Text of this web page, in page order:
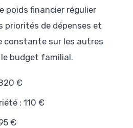
poids financier régulier
de dépenses et
constante sur les autres
budget familial.
€
: 110 €
€